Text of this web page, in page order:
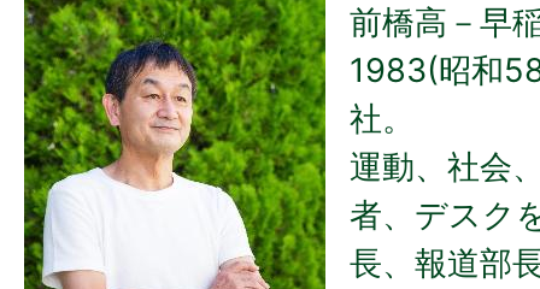
前橋高－早
1983(昭和
社。
運動、社会
者、デスク
長、報道部